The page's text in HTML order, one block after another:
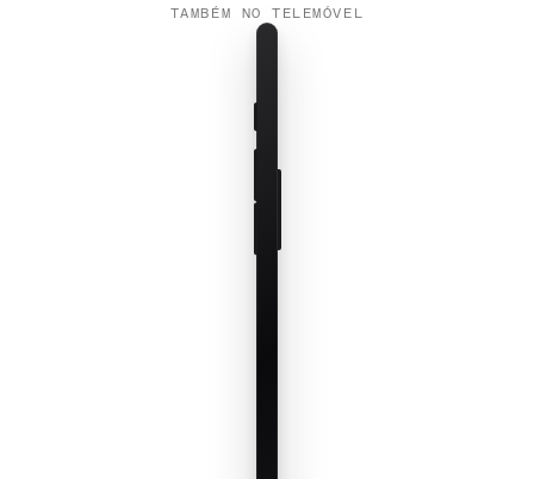
TAMBÉM NO TELEMÓVEL